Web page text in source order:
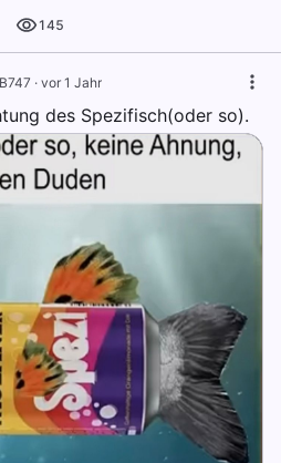
145
· vor 1 Jahr
des Spezifisch(oder so).